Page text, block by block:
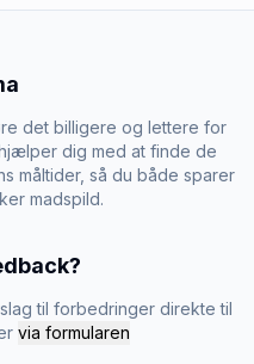
det billigere og lettere for
dig med at finde de
måltider, så du både sparer
madspild.
til forbedringer direkte til
via formularen